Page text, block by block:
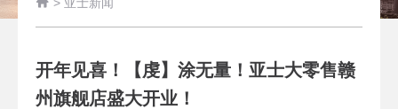
开年见喜！【虔】涂无量！亚士大零售赣
州旗舰店盛大开业！